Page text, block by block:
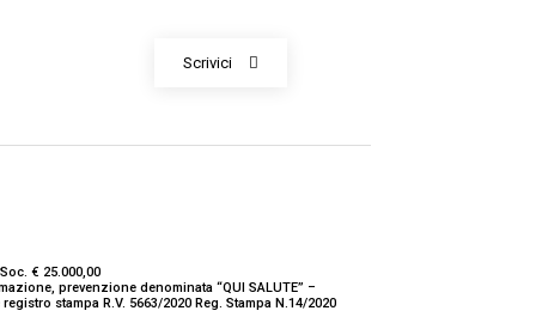
Scrivici
€ 25.000,00
prevenzione denominata “QUI SALUTE” –
stampa R.V. 5663/2020 Reg. Stampa N.14/2020